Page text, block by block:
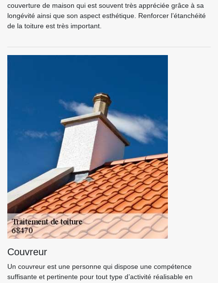
couverture de maison qui est souvent très appréciée grâce à sa
longévité ainsi que son aspect esthétique. Renforcer l’étanchéité
de la toiture est très important.
Couvreur
Un couvreur est une personne qui dispose une compétence
suffisante et pertinente pour tout type d’activité réalisable en